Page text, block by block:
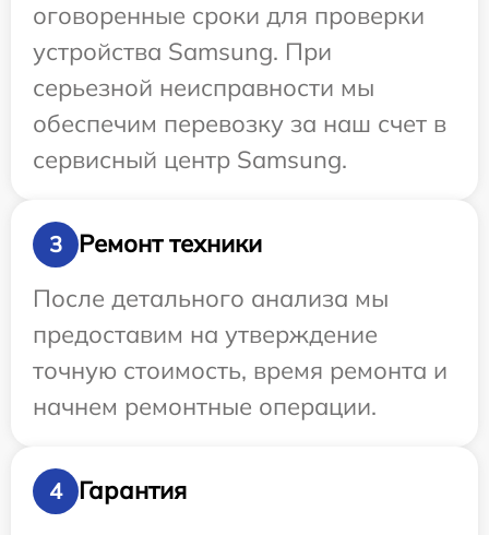
оговоренные сроки для проверки
устройства Samsung. При
серьезной неисправности мы
обеспечим перевозку за наш счет в
сервисный центр Samsung.
3
Ремонт техники
После детального анализа мы
предоставим на утверждение
точную стоимость, время ремонта и
начнем ремонтные операции.
4
Гарантия